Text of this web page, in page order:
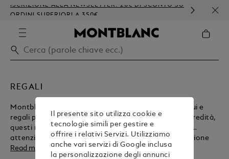
ISCRIZIONE ALLA NEWSLETTER: 20€ DI SCONTO SU
ORDINI SUPERIORI A 350€
REGALI
Montblanc offre la selezione definitiva di regali per lui e
regali per lei. Basandosi su una lunga e prestigiosa eredità,
questi regali sono realizzati con la massima cura ed
attenzione ai dettagli. Esplora la meravigliosa collezione
Montblanc prima di acquistare dal nostro negozio online.
Read more
Il presente sito utilizza cookie e
tecnologie simili per gestire e
offrire i relativi Servizi. Utilizziamo
anche vari servizi di Google inclusa
la personalizzazione degli annunci